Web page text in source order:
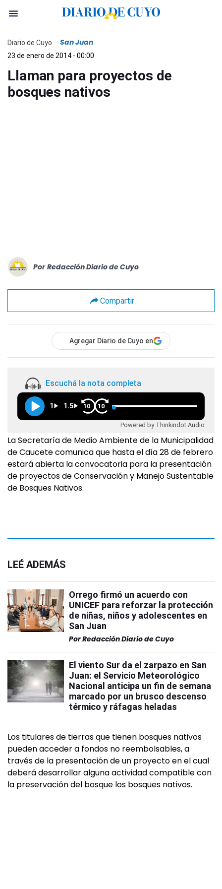
Diario de Cuyo San Juan
23 de enero de 2014 - 00:00
Llaman para proyectos de
bosques nativos
Por Redacción Diario de Cuyo
Compartir
Agregar Diario de Cuyo en
Escuchá la nota completa
1 1.5 10 10
Powered by Thinkindot Audio
La Secretaría de Medio Ambiente de la Municipalidad
de Caucete comunica que hasta el día 28 de febrero
estará abierta la convocatoria para la presentación
de proyectos de Conservación y Manejo Sustentable
de Bosques Nativos.
LEÉ ADEMÁS
Orrego firmó un acuerdo con
UNICEF para reforzar la protección
de niñas, niños y adolescentes en
San Juan
PorRedacción Diario de Cuyo
El viento Sur da el zarpazo en San
Juan: el Servicio Meteorológico
Nacional anticipa un fin de semana
marcado por un brusco descenso
térmico y ráfagas heladas
Los titulares de tierras que tienen bosques nativos
pueden acceder a fondos no reembolsables, a
través de la presentación de un proyecto en el cual
deberá desarrollar alguna actividad compatible con
la preservación del bosque los bosques nativos.